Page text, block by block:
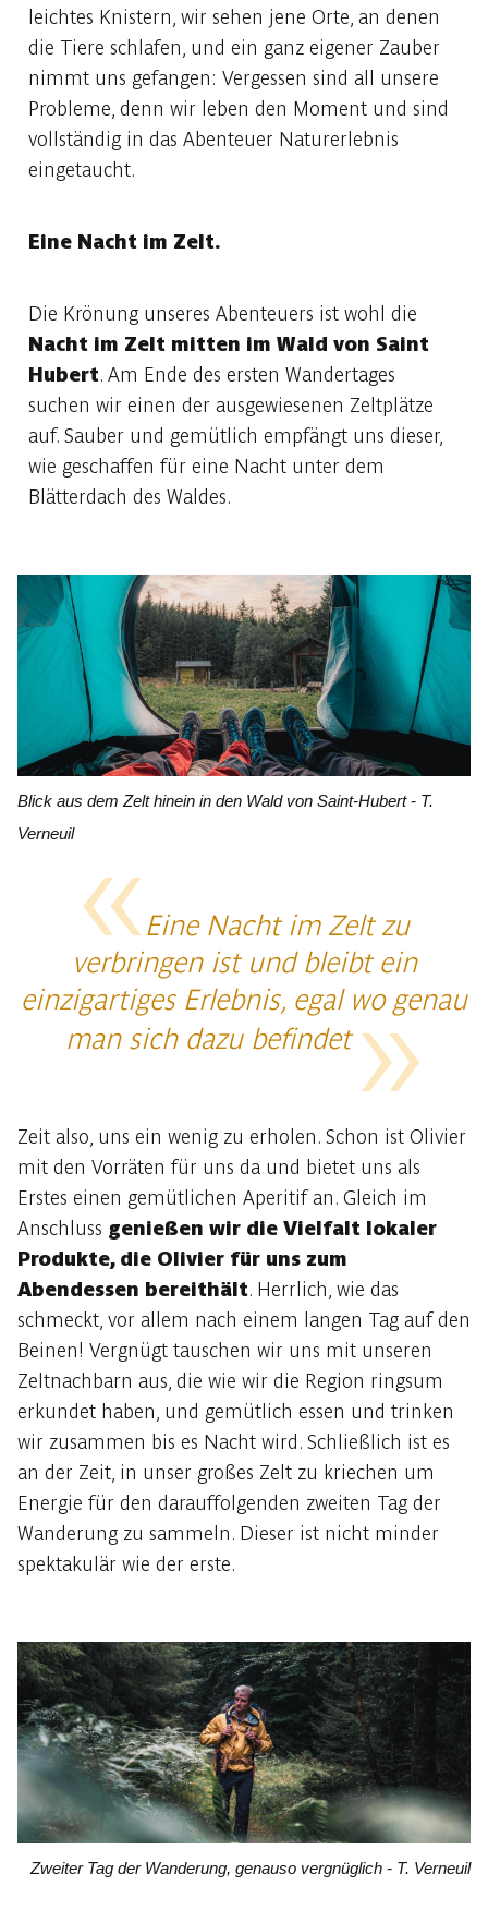
leichtes Knistern, wir sehen jene Orte, an denen
die Tiere schlafen, und ein ganz eigener Zauber
nimmt uns gefangen: Vergessen sind all unsere
Probleme, denn wir leben den Moment und sind
vollständig in das Abenteuer Naturerlebnis
eingetaucht.
Eine Nacht im Zelt.
Die Krönung unseres Abenteuers ist wohl die
Nacht im Zelt mitten im Wald von Saint
Hubert. Am Ende des ersten Wandertages
suchen wir einen der ausgewiesenen Zeltplätze
auf. Sauber und gemütlich empfängt uns dieser,
wie geschaffen für eine Nacht unter dem
Blätterdach des Waldes.
Blick aus dem Zelt hinein in den Wald von Saint-Hubert - T.
Verneuil
Eine Nacht im Zelt zu
verbringen ist und bleibt ein
einzigartiges Erlebnis, egal wo genau
man sich dazu befindet
Zeit also, uns ein wenig zu erholen. Schon ist Olivier
mit den Vorräten für uns da und bietet uns als
Erstes einen gemütlichen Aperitif an. Gleich im
Anschluss genießen wir die Vielfalt lokaler
Produkte, die Olivier für uns zum
Abendessen bereithält. Herrlich, wie das
schmeckt, vor allem nach einem langen Tag auf den
Beinen! Vergnügt tauschen wir uns mit unseren
Zeltnachbarn aus, die wie wir die Region ringsum
erkundet haben, und gemütlich essen und trinken
wir zusammen bis es Nacht wird. Schließlich ist es
an der Zeit, in unser großes Zelt zu kriechen um
Energie für den darauffolgenden zweiten Tag der
Wanderung zu sammeln. Dieser ist nicht minder
spektakulär wie der erste.
Zweiter Tag der Wanderung, genauso vergnüglich - T. Verneuil